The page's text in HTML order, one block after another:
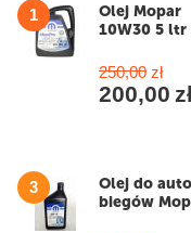
1
Olej Mopar
10W30 5 ltr
250,00 zł
200,00
3
Olej do
biegów